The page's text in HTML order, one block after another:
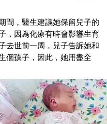
間，醫生建議她保留兒子的
，因為化療有時會影響生育
去世前一周，兒子告訴她和
個孩子，因此，她用盡全